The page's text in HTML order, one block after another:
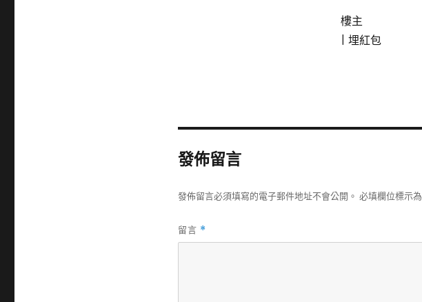
樓主
|埋紅包
發佈留言
發佈留言必須填寫的電子郵件地址不會公開。 必填欄位標示為
留言 *